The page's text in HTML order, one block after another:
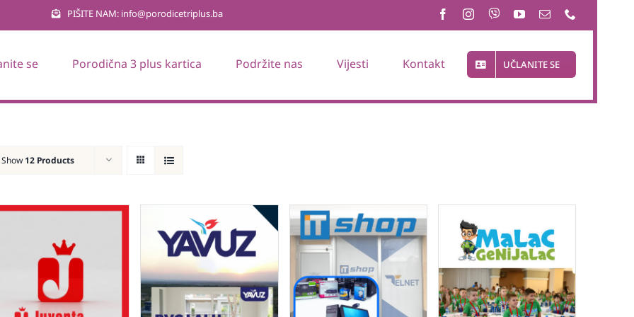
PIŠITE NAM: info@porodicetriplus.ba
se Porodična 3 plus kartica Podržite nas Vijesti Kontakt UČLANITE SE
Show 12 Products